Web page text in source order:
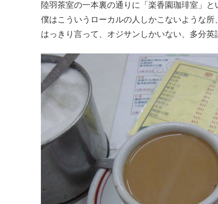
陸羽茶室の一本裏の通りに「楽香園珈琲室」と
僕はこういうローカルの人しかこないような所
はっきり言って、オジサンしかいない、多分